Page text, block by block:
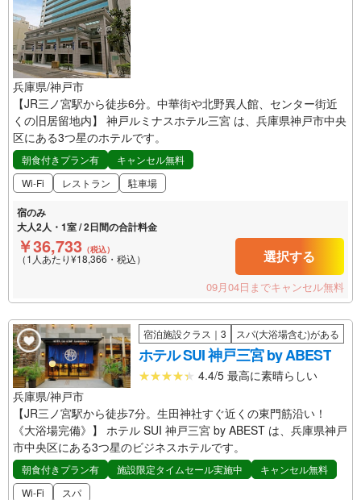
兵庫県/神戸市
【JR三ノ宮駅から徒歩6分。中華街や北野異人館、センター街近
くの旧居留地内】 神戸ルミナスホテル三宮 は、兵庫県神戸市中央
区にある3つ星のホテルです。
朝食付きプラン有
キャンセル無料
Wi-Fi
レストラン 駐車場
宿のみ
大人2人・1室 / 2日間の合計料金
￥36,733 （税込）
（1人あたり¥18,366・税込） 選択する
09月04日までキャンセル無料
宿泊施設クラス｜3 スパ(大浴場含む)がある
ホテル SUI 神戸三宮 by ABEST
4.4/5 最高に素晴らしい
兵庫県/神戸市
【JR三ノ宮駅から徒歩7分。生田神社すぐ近くの東門筋沿い！
《大浴場完備》】 ホテル SUI 神戸三宮 by ABEST は、兵庫県神戸
市中央区にある3つ星のビジネスホテルです。
朝食付きプラン有 施設限定タイムセール実施中
キャンセル無料
Wi-Fi
スパ